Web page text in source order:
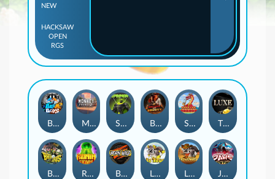
NEW
HACKSAW
OPEN
RGS
Beam Boys Monkey Frenzy 2: Boss is Here! Spinman BULLETS AND BOUNTY SMOKING DRAGON The Luxe
BASH BROS Ronin Stackways Born Wild LE ZEUS LE COWBOY JAWS OF JUSTICE